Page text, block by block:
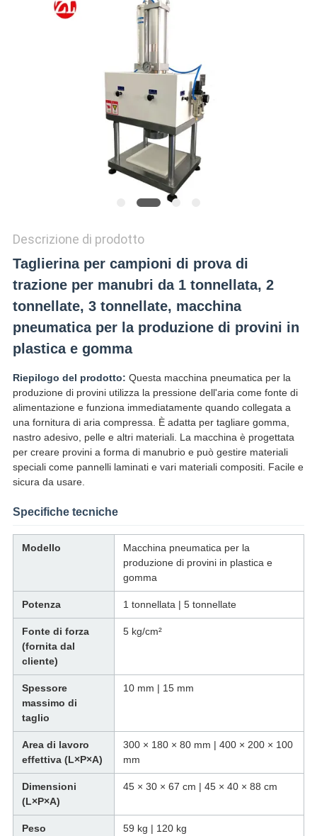
PRIVACY
Descrizione di prodotto
Taglierina per campioni di prova di
trazione per manubri da 1 tonnellata, 2
tonnellate, 3 tonnellate, macchina
pneumatica per la produzione di provini in
plastica e gomma
Riepilogo del prodotto: Questa macchina pneumatica per la
produzione di provini utilizza la pressione dell'aria come fonte di
alimentazione e funziona immediatamente quando collegata a
una fornitura di aria compressa. È adatta per tagliare gomma,
nastro adesivo, pelle e altri materiali. La macchina è progettata
per creare provini a forma di manubrio e può gestire materiali
speciali come pannelli laminati e vari materiali compositi. Facile e
sicura da usare.
Specifiche tecniche
Modello
Macchina pneumatica per la
produzione di provini in plastica e
gomma
Potenza 1 tonnellata | 5 tonnellate
Fonte di forza
(fornita dal
cliente)
5 kg/cm²
Spessore
massimo di
taglio
10 mm | 15 mm
Area di lavoro
effettiva (L×P×A)
300 × 180 × 80 mm | 400 × 200 × 100
mm
Dimensioni
(L×P×A)
45 × 30 × 67 cm | 45 × 40 × 88 cm
Peso 59 kg | 120 kg